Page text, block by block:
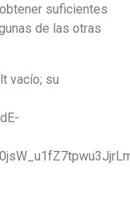
suficientes
de las otras